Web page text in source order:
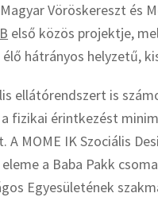
Magyar Vöröskereszt és
első közös projektje,
hátrányos helyzetű,
ellátórendszert is
fizikai érintkezést
MOME IK Szociális
a Baba Pakk
Egyesületének